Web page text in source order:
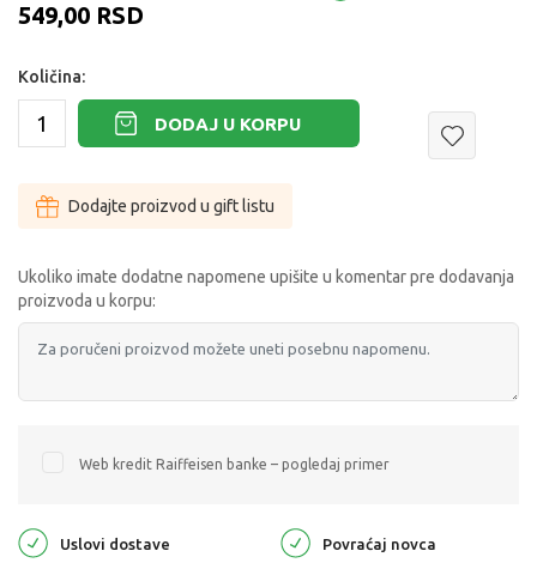
549,00 RSD
Količina:
DODAJ U KORPU
Dodajte proizvod u gift listu
Ukoliko imate dodatne napomene upišite u komentar pre dodavanja
proizvoda u korpu:
Web kredit Raiffeisen banke – pogledaj primer
Uslovi dostave Povraćaj novca